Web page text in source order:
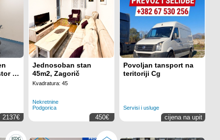
za
2137€
Jednosoban stan
45m2, Zagorič
Kvadratura: 45
Nekretnine
Podgorica
450€
Povoljan tansport na
teritoriji Cg
Servisi i usluge
cijena na upit